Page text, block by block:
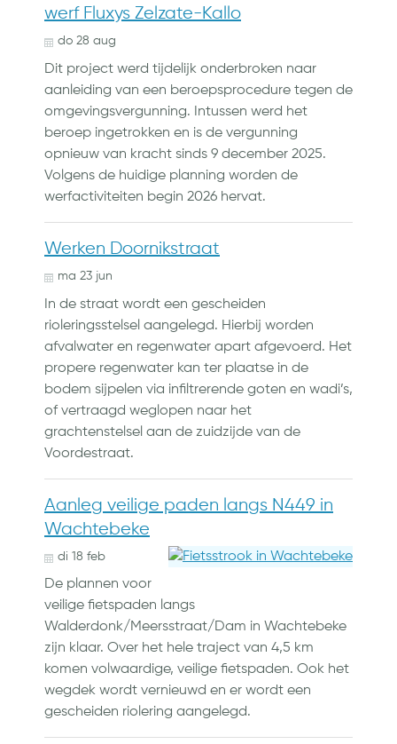
werf Fluxys Zelzate-Kallo
do 28 aug
Dit project werd tijdelijk onderbroken naar
aanleiding van een beroepsprocedure tegen de
omgevingsvergunning. Intussen werd het
beroep ingetrokken en is de vergunning
opnieuw van kracht sinds 9 december 2025.
Volgens de huidige planning worden de
werfactiviteiten begin 2026 hervat.
Werken Doornikstraat
ma 23 jun
In de straat wordt een gescheiden
rioleringsstelsel aangelegd. Hierbij worden
afvalwater en regenwater apart afgevoerd. Het
propere regenwater kan ter plaatse in de
bodem sijpelen via infiltrerende goten en wadi’s,
of vertraagd weglopen naar het
grachtenstelsel aan de zuidzijde van de
Voordestraat.
Aanleg veilige paden langs N449 in
Wachtebeke
di 18 feb
De plannen voor
veilige fietspaden langs
Walderdonk/Meersstraat/Dam in Wachtebeke
zijn klaar. Over het hele traject van 4,5 km
komen volwaardige, veilige fietspaden. Ook het
wegdek wordt vernieuwd en er wordt een
gescheiden riolering aangelegd.